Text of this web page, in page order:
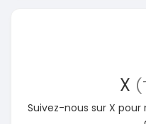
X
Suivez-nous sur X